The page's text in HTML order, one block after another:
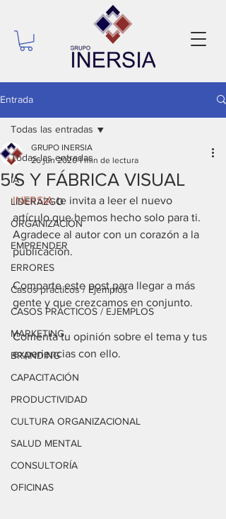
Entrada
Todas las entradas
IA
LIDERAZGO
ORGANIZACIÓN
EMPRENDER
ERRORES
Casos prácticos / Ejemplos
CASOS PRÁCTICOS / EJEMPLOS
MARKETING
BRANDING
CAPACITACIÓN
PRODUCTIVIDAD
CULTURA ORGANIZACIONAL
SALUD MENTAL
CONSULTORÍA
OFICINAS
Todas las entradas
5'S Y FÁBRICA VISUAL
GRUPO INERSIA
26 jun 2020 1 min de lectura
INERSIA te invita a leer el nuevo
artículo que hemos hecho solo para ti.
Agradece al autor con un corazón a la
publicación.
Comparte este post para llegar a más
gente y que crezcamos en conjunto.
Comenta tu opinión sobre el tema y tus
experiencias con ello.